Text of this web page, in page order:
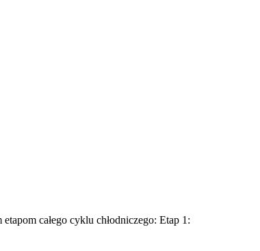
całego cyklu chłodniczego: Etap 1: